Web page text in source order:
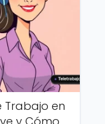
Trabajo en